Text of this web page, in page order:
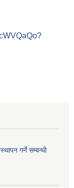
गर्ने सम्बन्धी